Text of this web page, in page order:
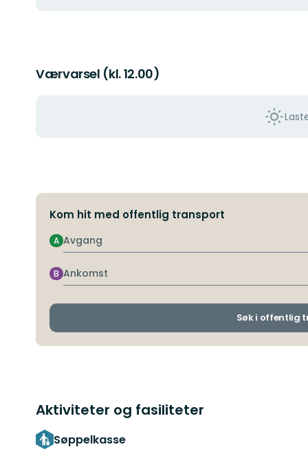
Værvarsel (kl. 12.00)
Kom hit med offentlig transport
Avgang
A
Ankomst
B
Søk i offentlig
Aktiviteter og fasiliteter
Søppelkasse